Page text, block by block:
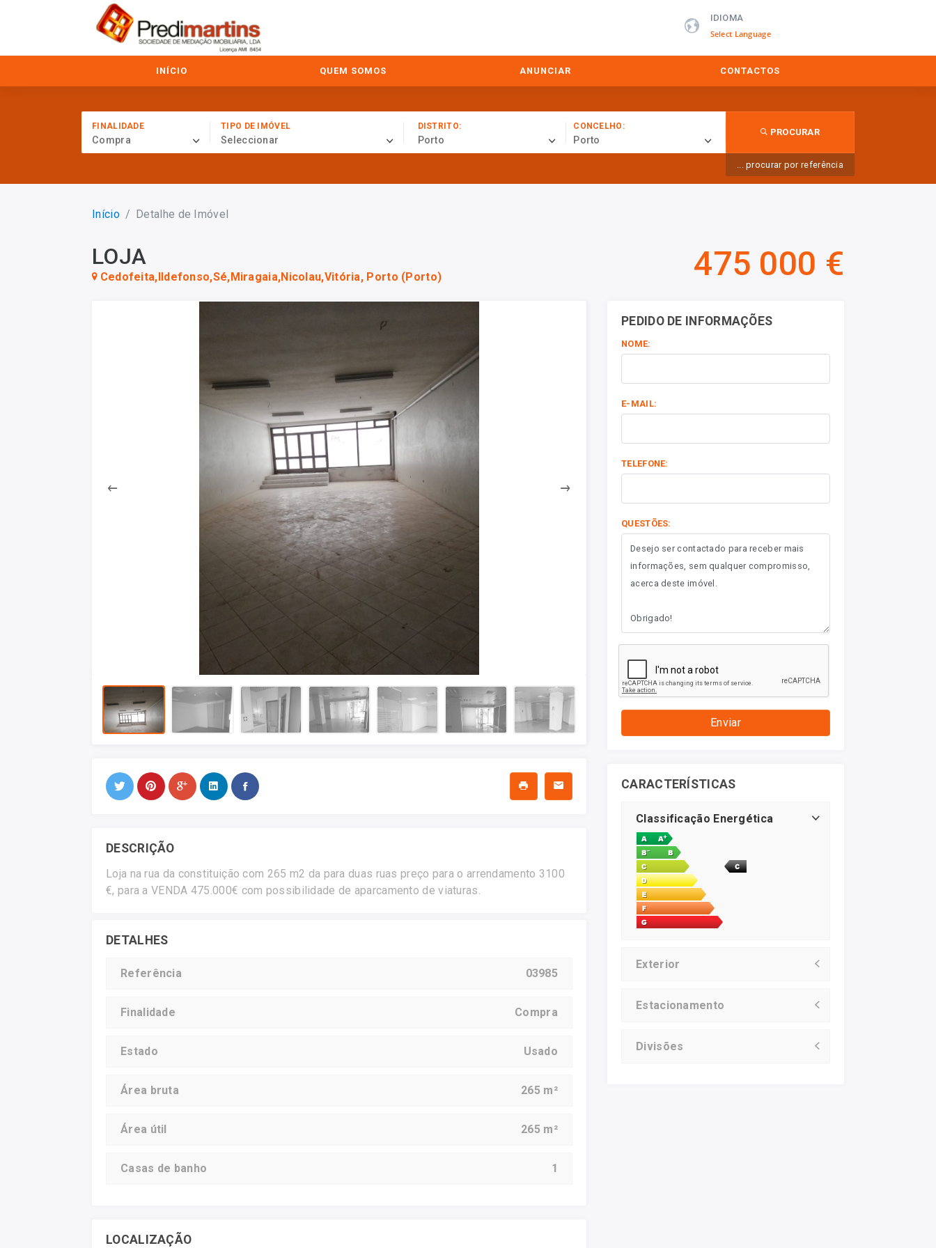
IDIOMA
Powered by
INÍCIO QUEM SOMOS ANUNCIAR CONTACTOS
FINALIDADE
Compra
TIPO DE IMÓVEL
Seleccionar
DISTRITO:
Porto
CONCELHO:
Porto
PROCURAR
... procurar por referência
Início Detalhe de Imóvel
LOJA
Cedofeita,Ildefonso,Sé,Miragaia,Nicolau,Vitória, Porto (Porto) 475 000 €
DESCRIÇÃO
Loja na rua da constituição com 265 m2 da para duas ruas preço para o arrendamento 3100
€, para a VENDA 475.000€ com possibilidade de aparcamento de viaturas.
DETALHES
Referência 03985
Finalidade Compra
Estado Usado
Área bruta 265 m²
Área útil 265 m²
Casas de banho 1
LOCALIZAÇÃO
PEDIDO DE INFORMAÇÕES
NOME:
E-MAIL:
TELEFONE:
QUESTÕES:
Enviar
CARACTERÍSTICAS
Classificação Energética
Exterior
Estacionamento
Divisões